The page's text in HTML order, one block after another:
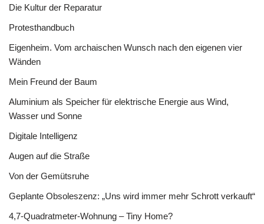
Die Kultur der Reparatur
Protesthandbuch
Eigenheim. Vom archaischen Wunsch nach den eigenen vier
Wänden
Mein Freund der Baum
Aluminium als Speicher für elektrische Energie aus Wind,
Wasser und Sonne
Digitale Intelligenz
Augen auf die Straße
Von der Gemütsruhe
Geplante Obsoleszenz: „Uns wird immer mehr Schrott verkauft“
4,7-Quadratmeter-Wohnung – Tiny Home?